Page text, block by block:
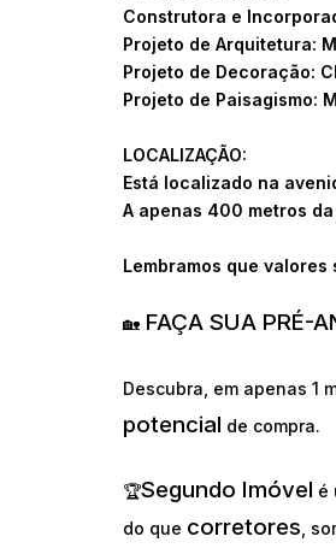
Construtora e
Projeto de Arquitetura:
Projeto de Decoração:
Projeto de Paisagismo:
LOCALIZAÇÃO:
Está localizado na
A apenas 400 metros
Lembramos que
🏡 FAÇA SUA PRÉ-
Descubra, em apenas 1
potencial de compra.
🏆Segundo Imóvel é
do que corretores ,